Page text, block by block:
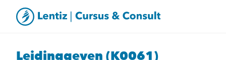
Leidinggeven (K0061)